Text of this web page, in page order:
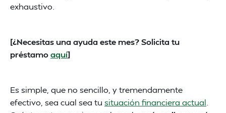
exhaustivo.
[¿Necesitas una ayuda este mes? Solicita tu
préstamoaquí]
Es simple, que no sencillo, y tremendamente
efectivo, sea cual sea tu situación financiera actual